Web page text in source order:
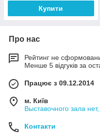
Купити
Про нас
Рейтинг не
Менше 5 відгуків за
Працює з 09.12.2014
м. Київ
Выставочного зала
Контакти